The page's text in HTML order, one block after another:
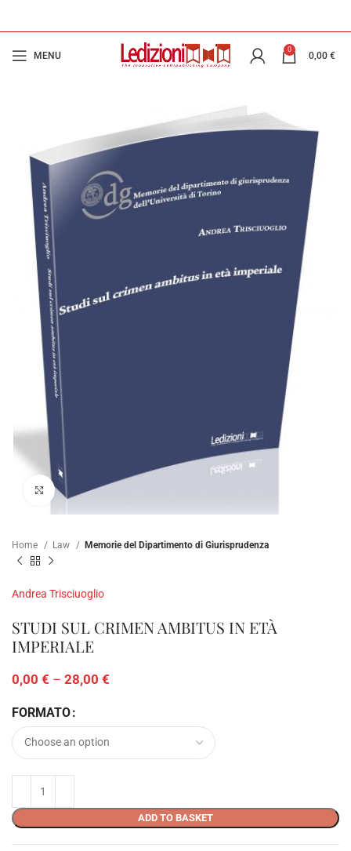
MENU
0
0,00 €
Click to enlarge
Home Law Memorie del Dipartimento di Giurisprudenza
Andrea Trisciuoglio
STUDI SUL CRIMEN AMBITUS IN ETÀ
IMPERIALE
0,00 € – 28,00 €
FORMATO
ADD TO BASKET